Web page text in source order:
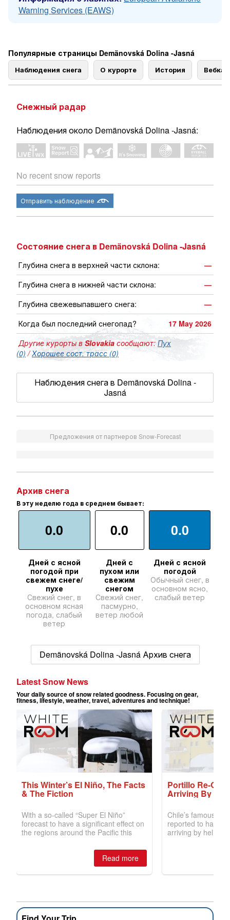
Warning Services (EAWS)
Популярные страницы Demänovská Dolina -Jasná
Наблюдения снега О курорте История
Снежный радар
Наблюдения около Demänovská Dolina -Jasná:
No recent snow reports
Отправить наблюдение
Состояние снега в Demänovská Dolina -Jasná
Глубина снега в верхней части склона:
—
Глубина снега в нижней части склона:
—
Глубина свежевыпавшего снега:
—
Когда был последний снегопад?
17 May 2026
Другие курорты вSlovakia сообщают: Пух
(0) /Хорошее сост. трасс (0)
Наблюдения снега в Demänovská Dolina -
Jasná
Предложения от партнеров Snow-Forecast
Архив снега
В эту неделю года в среднем бывает:
0.0
Дней с ясной
погодой при
свежем снеге/
пухе
Свежий снег, в
основном ясная
погода, слабый
ветер
0.0
Дней с
пухом или
свежим
снегом
Свежий снег,
пасмурно,
ветер любой
0.0
Дней с ясной
погодой
Обычный снег, в
основном ясно,
слабый ветер
Demänovská Dolina -Jasná Архив снега